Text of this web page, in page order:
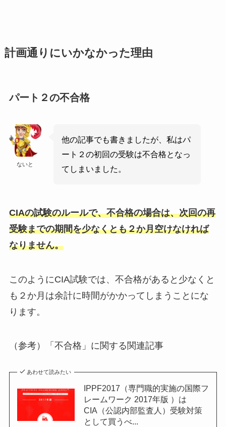
計画通りにいかなかった理由
パート２の不合格
ないと
他の記事でも書きましたが、私はパ
ート２の初回の受験は不合格となっ
てしまいました。
CIAの試験のルールで、不合格の場合は、次回の再
受験までの期間を少なくとも２か月空けなければ
なりません。
このようにCIA試験では、不合格があると少なくと
も２か月は余計に時間がかかってしまうことにな
ります。
（参考）「不合格」に関する関連記事
あわせて読みたい
IPPF2017（専門職的実施の国際フ
レームワーク 2017年版 ）は
CIA（公認内部監査人）受験対策
として買うべ...